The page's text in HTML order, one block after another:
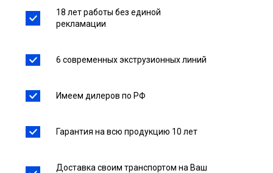
18 лет работы без единой
рекламации
6 современных экструзионных линий
Имеем дилеров по РФ
Гарантия на всю продукцию 10 лет
Доставка своим транспортом на Ваш